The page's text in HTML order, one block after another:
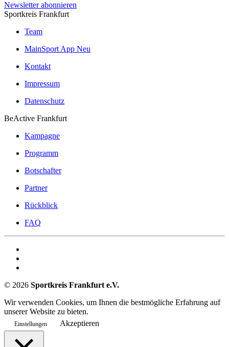
Newsletter abonnieren
Sportkreis Frankfurt
Team
MainSport App Neu
Kontakt
Impressum
Datenschutz
BeActive Frankfurt
Kampagne
Programm
Botschafter
Partner
Rückblick
FAQ
© 2026 Sportkreis Frankfurt e.V.
Wir verwenden Cookies, um Ihnen die bestmögliche Erfahrung auf
unserer Website zu bieten.
Einstellungen Akzeptieren